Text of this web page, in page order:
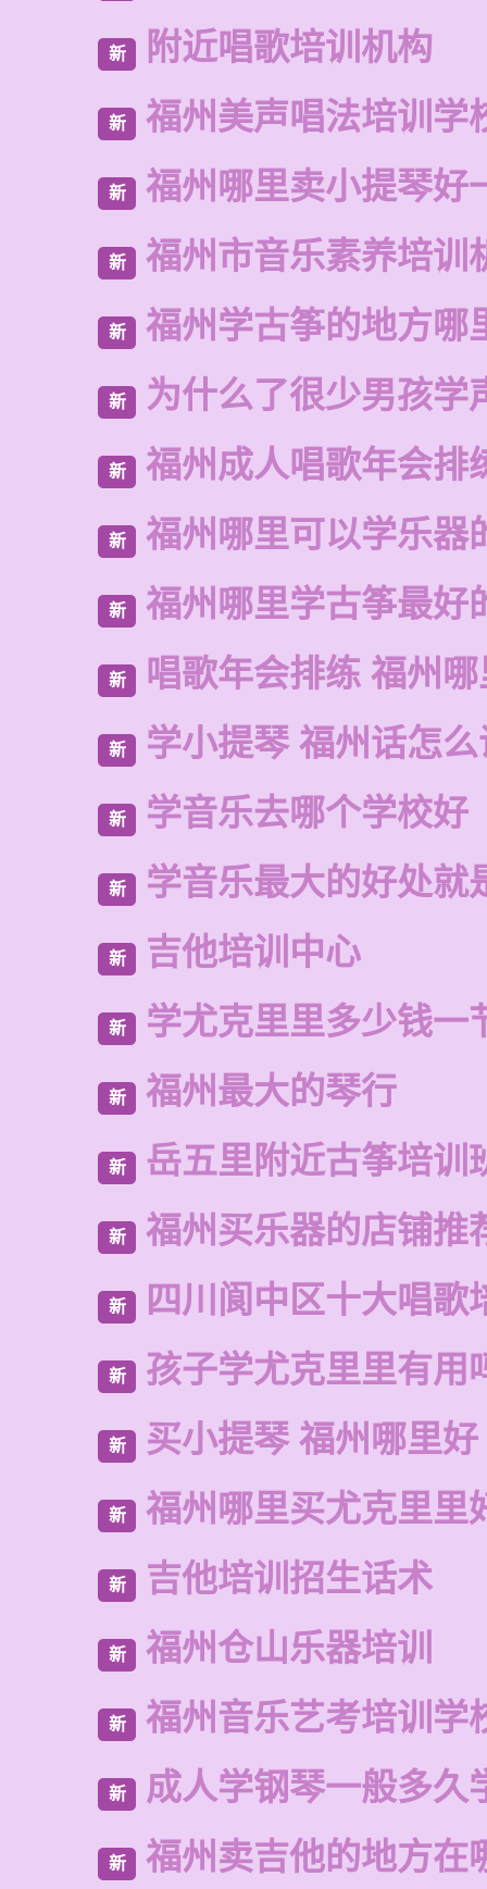
新 附近唱歌培训机构
新 福州美声唱法培训学
新 福州哪里卖小提琴好
新 福州市音乐素养培训
新 福州学古筝的地方哪
新 为什么了很少男孩学
新 福州成人唱歌年会排
新 福州哪里可以学乐器
新 福州哪里学古筝最好
新 唱歌年会排练 福州
新 学小提琴 福州话怎
新 学音乐去哪个学校好
新 学音乐最大的好处就
新 吉他培训中心
新 学尤克里里多少钱一
新 福州最大的琴行
新 岳五里附近古筝培训
新 福州买乐器的店铺推
新 四川阆中区十大唱歌
新 孩子学尤克里里有用
新 买小提琴 福州哪里好
新 福州哪里买尤克里里
新 吉他培训招生话术
新 福州仓山乐器培训
新 福州音乐艺考培训学
新 成人学钢琴一般多久
新 福州卖吉他的地方在